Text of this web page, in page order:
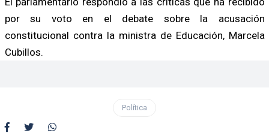
por su voto en el debate sobre la acusación
constitucional contra la ministra de Educación, Marcela
Cubillos.
Política